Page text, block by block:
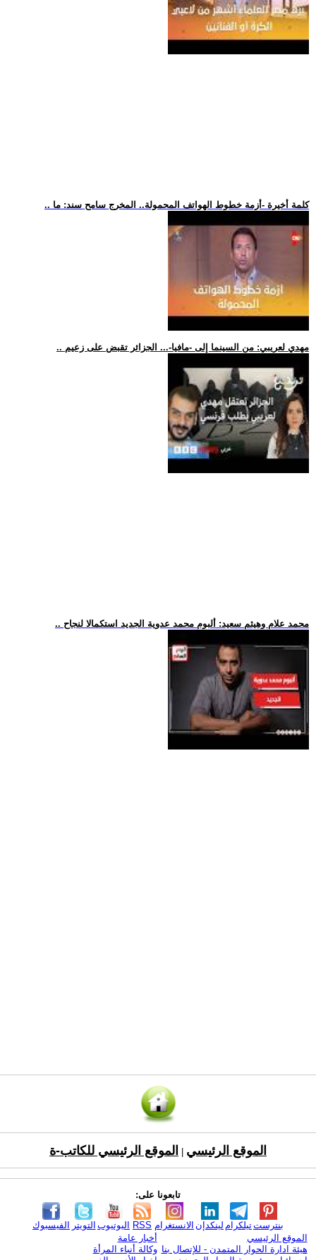
.. كلمة أخيرة -أزمة خطوط الهواتف المحمولة.. المخرج سامح سند: ما
.. مهدي لعريبي: من السينما إلى -مافيا-... الجزائر تقبض على زعيم
.. محمد علام وهيثم سعيد: ألبوم محمد عدوية الجديد استكمالا لنجاح
الموقع الرئيسي الموقع الرئيسي للكاتب-ة
تابعونا على:
الفيسبوك التويتر اليوتيوب RSS الانستغرام لينكدإن تيلكرامبنترست
الموقع الرئيسي
هيئة ادارة الحوار المتمدن - للإتصال بنا
أخبار عامة
وكالة أنباء المرأة